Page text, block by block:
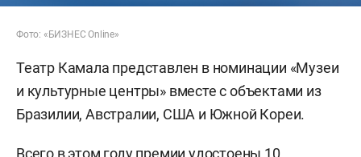
Фото: «БИЗНЕС Online»
Театр Камала представлен в номинации «Музеи
и культурные центры» вместе с объектами из
Бразилии, Австралии, США и Южной Кореи.
Всего в этом году премии удостоены 10